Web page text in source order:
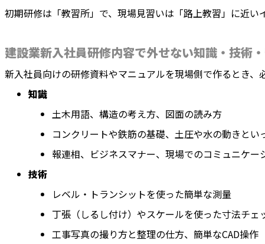
初期研修は「教習所」で、現場見習いは「路上教習」に近
建設業新入社員研修内容で外せない知識・技術
新入社員向けの研修資料やマニュアルを現場側で作るとき、
知識
土木用語、構造の考え方、図面の読み方
コンクリートや鉄筋の基礎、土圧や水の動きとい
報連相、ビジネスマナー、現場でのコミュニケー
技術
レベル・トランシットを使った簡単な測量
丁張（しるし付け）やスケールを使った寸法チェ
工事写真の撮り方と整理の仕方、簡単なCAD操作